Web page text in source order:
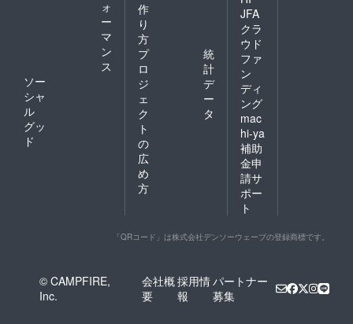
ォ
ー
マ
ン
ス
ソー
シャ
ル
グッ
ド
作
り
方
プ
ロ
ジ
ェ
ク
ト
の
広
め
方
統
計
デ
ー
タ
JFA
クラ
ウド
ファ
ン
ディ
ング
mac
hi-ya
補助
金申
請サ
ポー
ト
「QRコード」は株式会社デンソーウェーブの登録商標です。
© CAMPFIRE,
Inc.
会社概
要
採用情
報
パートナー
募集